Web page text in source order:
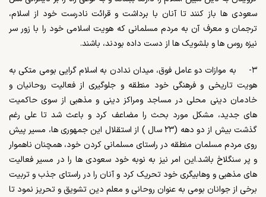
سعودی ها باز کنند تا آنان با برداشت و قرائت نادرست خود از اسلام،
ترجمان و معرف آن به مردم مسلمانی که هویت اسلامی خود را با زور سر
نیزه روس ها و بلشویک ها از دست داده بودند، باشند.
۳- به موازات دو عامل فوق، میدان ندادن به اسلام گرایی بومی متکی به
هویت تاریخی و فرهنگی خود منطقه و جلوگیری از فعالیت روحانیان و
خادمان دینی محلی در مساجد ومراکز دینی و مذهبی از سوی حاکمیت
های جدید، مشکل مورد بحث را مضاعف کرد و باعث شد تا علی رغم
گذشت بیش از دو دهه (۲۳ سال ) از استقلال این جمهوری ها، مسیر پیش
روی مردم مسلمان منطقه در راستای مسلمانی کردن خود، همچنان ناهموار
و پر سنگلاخ باشد.این امر نیز به نوبه خود سعودی ها را در مسیر فعالیت
های مذهبی و وهابیگری خود تحریک کرد و آنان را در راستای جذب و تربیت
برخی از جوانان بومی به عنوان روحانی و معلم دین تشویق و تحریز نمود تا